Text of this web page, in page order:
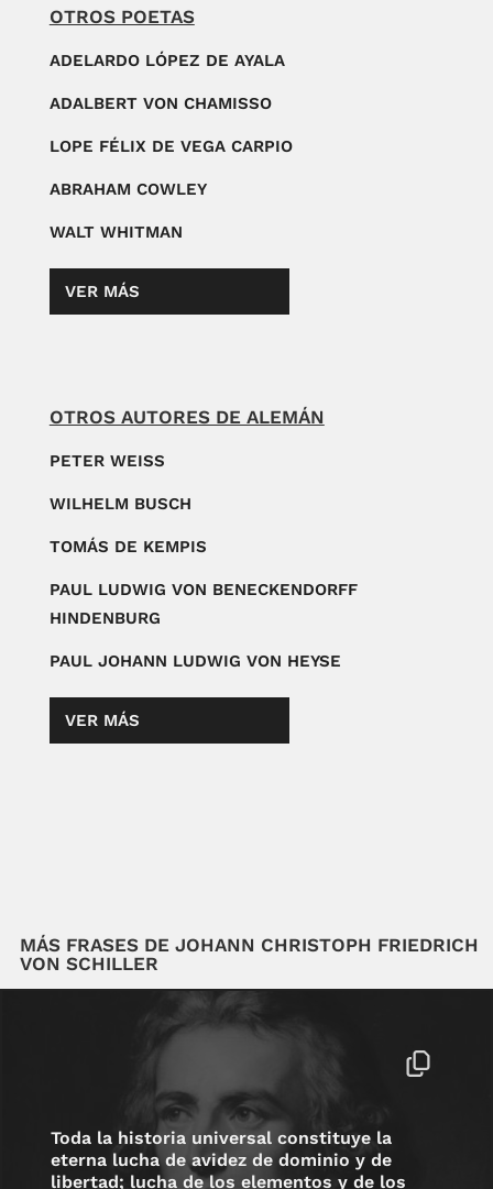
OTROS POETAS
ADELARDO LÓPEZ DE AYALA
ADALBERT VON CHAMISSO
LOPE FÉLIX DE VEGA CARPIO
ABRAHAM COWLEY
WALT WHITMAN
VER MÁS
OTROS AUTORES DE ALEMÁN
PETER WEISS
WILHELM BUSCH
TOMÁS DE KEMPIS
PAUL LUDWIG VON BENECKENDORFF
HINDENBURG
PAUL JOHANN LUDWIG VON HEYSE
VER MÁS
MÁS FRASES DE JOHANN CHRISTOPH FRIEDRICH
VON SCHILLER
Toda la historia universal constituye la
eterna lucha de avidez de dominio y de
libertad; lucha de los elementos y de los